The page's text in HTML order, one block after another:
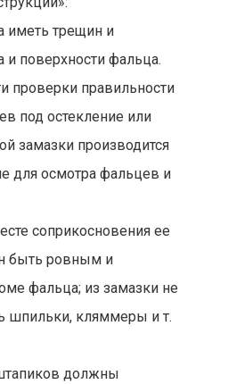
иметь трещин и
и поверхности фальца.
проверки правильности
под остекление или
замазки производится
для осмотра фальцев и
соприкосновения ее
быть ровным и
фальца; из замазки не
шпильки, кляммеры и т.
должны